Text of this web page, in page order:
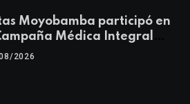
Moyobamba participó en
Médica Integral
llevando salud y
2026